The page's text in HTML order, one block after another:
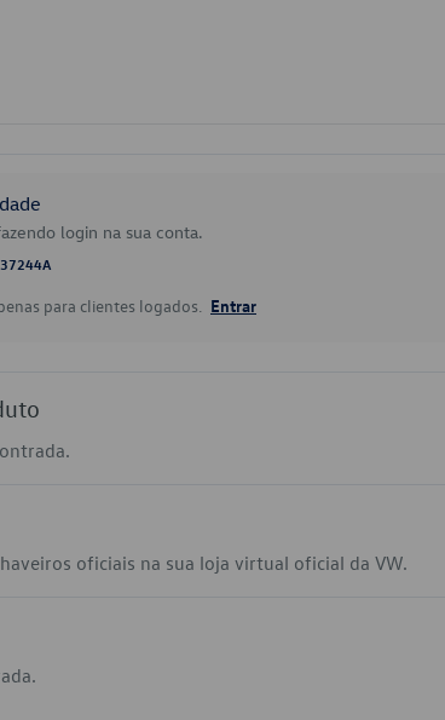
login na sua conta.
para clientes logados. Entrar
oficiais na sua loja virtual oficial da VW.